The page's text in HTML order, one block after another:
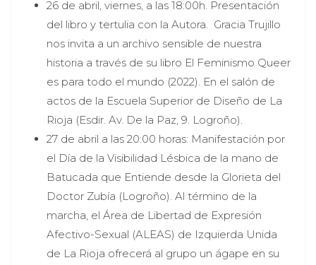
26 de abril, viernes, a las 18:00h. Presentación
del libro y tertulia con la Autora. Gracia Trujillo
nos invita a un archivo sensible de nuestra
historia a través de su libro El Feminismo Queer
es para todo el mundo (2022). En el salón de
actos de la Escuela Superior de Diseño de La
Rioja (Esdir. Av. De la Paz, 9. Logroño).
27 de abril a las 20:00 horas: Manifestación por
el Día de la Visibilidad Lésbica de la mano de
Batucada que Entiende desde la Glorieta del
Doctor Zubía (Logroño). Al término de la
marcha, el Área de Libertad de Expresión
Afectivo-Sexual (ALEAS) de Izquierda Unida
de La Rioja ofrecerá al grupo un ágape en su